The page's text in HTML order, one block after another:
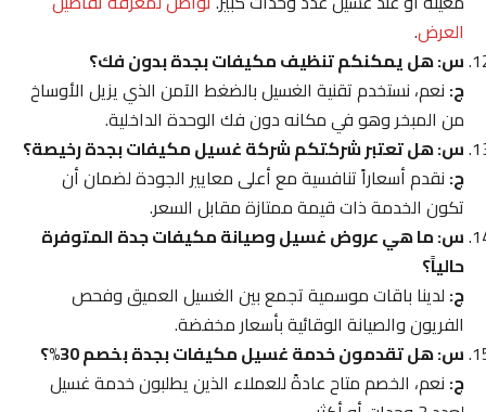
العرض.
س: هل يمكنكم تنظيف مكيفات بجدة بدون فك؟
ج: نعم، نستخدم تقنية الغسيل بالضغط الآمن الذي يزيل الأوساخ
من المبخر وهو في مكانه دون فك الوحدة الداخلية.
س: هل تعتبر شركتكم شركة غسيل مكيفات بجدة رخيصة؟
ج: نقدم أسعاراً تنافسية مع أعلى معايير الجودة لضمان أن
تكون الخدمة ذات قيمة ممتازة مقابل السعر.
س: ما هي عروض غسيل وصيانة مكيفات جدة المتوفرة
حالياً؟
ج: لدينا باقات موسمية تجمع بين الغسيل العميق وفحص
الفريون والصيانة الوقائية بأسعار مخفضة.
س: هل تقدمون خدمة غسيل مكيفات بجدة بخصم 30%؟
ج: نعم، الخصم متاح عادةً للعملاء الذين يطلبون خدمة غسيل